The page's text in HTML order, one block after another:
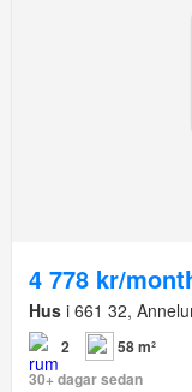
4 778 kr/
Hus i 661 32,
2
58 m²
30+ dagar sedan